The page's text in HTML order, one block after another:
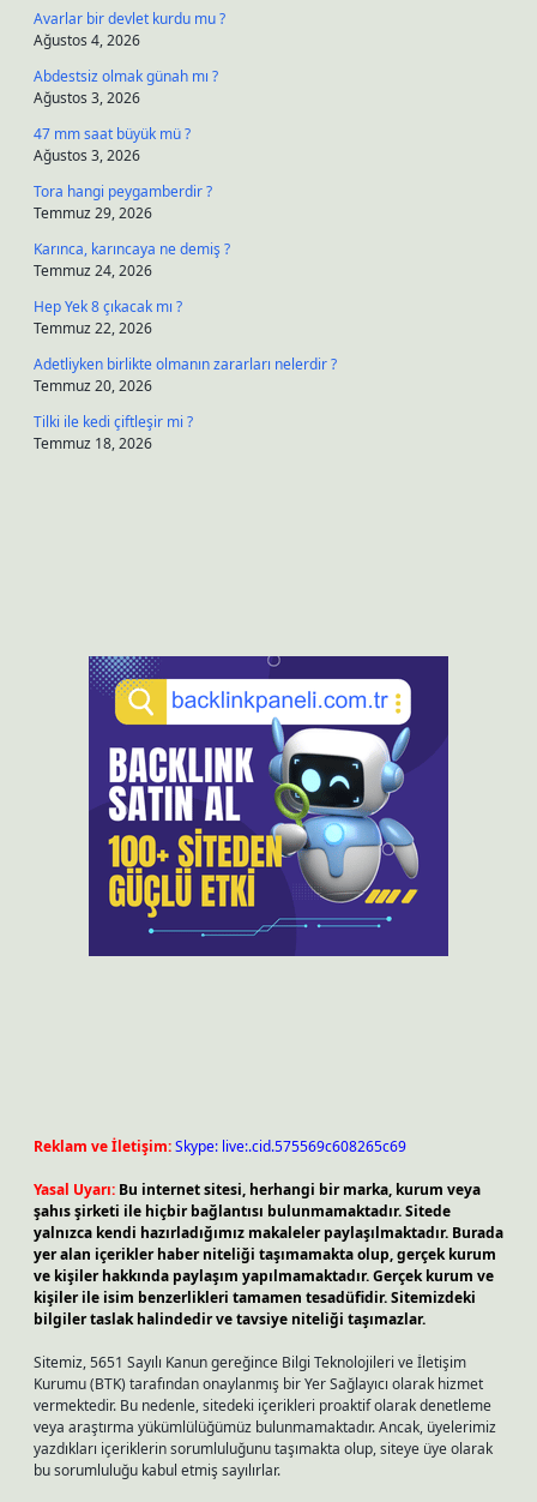
Avarlar bir devlet kurdu mu ?
Ağustos 4, 2026
Abdestsiz olmak günah mı ?
Ağustos 3, 2026
47 mm saat büyük mü ?
Ağustos 3, 2026
Tora hangi peygamberdir ?
Temmuz 29, 2026
Karınca, karıncaya ne demiş ?
Temmuz 24, 2026
Hep Yek 8 çıkacak mı ?
Temmuz 22, 2026
Adetliyken birlikte olmanın zararları nelerdir ?
Temmuz 20, 2026
Tilki ile kedi çiftleşir mi ?
Temmuz 18, 2026
Reklam ve İletişim:Skype: live:.cid.575569c608265c69
Yasal Uyarı: Bu internet sitesi, herhangi bir marka, kurum veya
şahıs şirketi ile hiçbir bağlantısı bulunmamaktadır. Sitede
yalnızca kendi hazırladığımız makaleler paylaşılmaktadır. Burada
yer alan içerikler haber niteliği taşımamakta olup, gerçek kurum
ve kişiler hakkında paylaşım yapılmamaktadır. Gerçek kurum ve
kişiler ile isim benzerlikleri tamamen tesadüfidir. Sitemizdeki
bilgiler taslak halindedir ve tavsiye niteliği taşımazlar.
Sitemiz, 5651 Sayılı Kanun gereğince Bilgi Teknolojileri ve İletişim
Kurumu (BTK) tarafından onaylanmış bir Yer Sağlayıcı olarak hizmet
vermektedir. Bu nedenle, sitedeki içerikleri proaktif olarak denetleme
veya araştırma yükümlülüğümüz bulunmamaktadır. Ancak, üyelerimiz
yazdıkları içeriklerin sorumluluğunu taşımakta olup, siteye üye olarak
bu sorumluluğu kabul etmiş sayılırlar.